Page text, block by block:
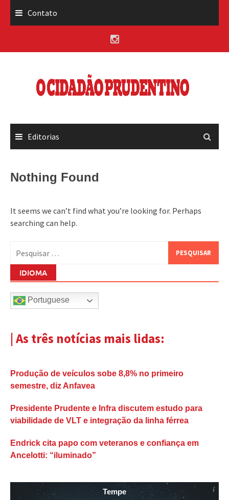
Contato
Editorias
Nothing Found
It seems we can’t find what you’re looking for. Perhaps
searching can help.
por:
IDIOMA
Portuguese
| As três notícias mais lidas:
Produção de veículos sobe 8,8% no primeiro
semestre, diz Anfavea
Presidente Prudente e Infra discutem estudo para
viabilidade de VLT e integração da linha férrea
Endrick cita papo com veteranos e confiança em
Ancelotti: “iluminado”
Tempe